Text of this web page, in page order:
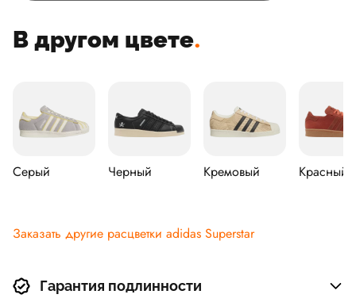
В другом цвете.
Серый Черный Кремовый Красный
Заказать другие расцветки adidas Superstar
Гарантия подлинности